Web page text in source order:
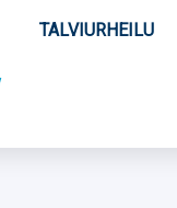
TALVIURHEILU